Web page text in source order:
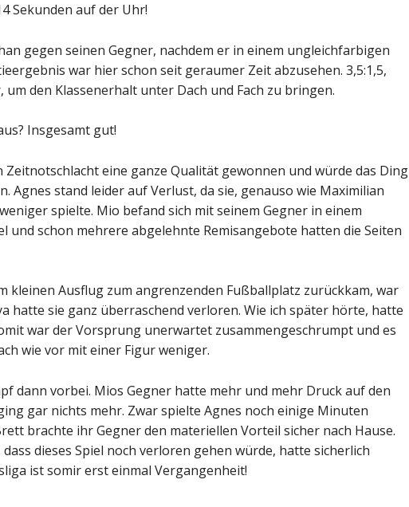
Sekunden auf der Uhr!
gegen seinen Gegner, nachdem er in einem ungleichfarbigen
war hier schon seit geraumer Zeit abzusehen. 3,5:1,5,
den Klassenerhalt unter Dach und Fach zu bringen.
Insgesamt gut!
eine ganze Qualität gewonnen und würde das Ding
Agnes stand leider auf Verlust, da sie, genauso wie Maximilian
spielte. Mio befand sich mit seinem Gegner in einem
und schon mehrere abgelehnte Remisangebote hatten die Seiten
kleinen Ausflug zum angrenzenden Fußballplatz zurückkam, war
hatte sie ganz überraschend verloren. Wie ich später hörte, hatte
war der Vorsprung unerwartet zusammengeschrumpt und es
wie vor mit einer Figur weniger.
dann vorbei. Mios Gegner hatte mehr und mehr Druck auf den
gar nichts mehr. Zwar spielte Agnes noch einige Minuten
brachte ihr Gegner den materiellen Vorteil sicher nach Hause.
dieses Spiel noch verloren gehen würde, hatte sicherlich
ist somir erst einmal Vergangenheit!